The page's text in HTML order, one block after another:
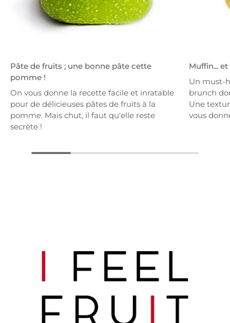
Pâte de fruits ; une bonne pâte cette
pomme !
On vous donne la recette facile et inratable
pour de délicieuses pâtes de fruits à la
pomme. Mais chut, il faut qu'elle reste
secrète !
Muffin...
Un must-
brunch
Une
vous